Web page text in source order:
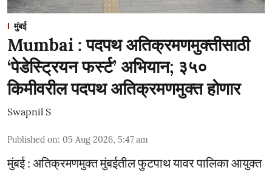
मुंबई
Mumbai : पदपथ अतिक्रमणमुक्तीसाठी
‘पेडेस्ट्रियन फर्स्ट’ अभियान; ३५०
किमीवरील पदपथ अतिक्रमणमुक्त होणार
Swapnil S
Published on: 05 Aug 2026, 5:47 am
मुंबई : अतिक्रमणमुक्त मुंबईतील फुटपाथ यावर पालिका आयुक्त